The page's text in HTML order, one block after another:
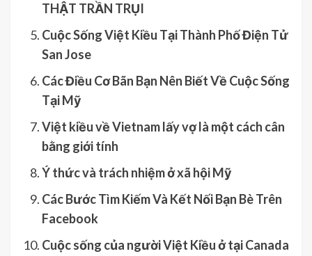
THẬT TRẦN TRỤI
Cuộc Sống Việt Kiều Tại Thành Phố Điện Tử
San Jose
Các Điều Cơ Bãn Bạn Nên Biết Về Cuộc Sống
Tại Mỹ
Việt kiều về Vietnam lấy vợ là một cách cân
bằng giới tính
Ý thức và trách nhiệm ở xã hội Mỹ
Các Bước Tìm Kiếm Và Kết Nối Bạn Bè Trên
Facebook
Cuộc sống của người Việt Kiều ở tại Canada